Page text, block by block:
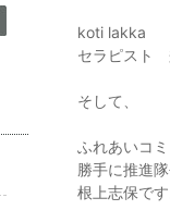
koti lakka
セラピスト
そして、
ふれあいコ
勝手に推進
根上志保です
ン